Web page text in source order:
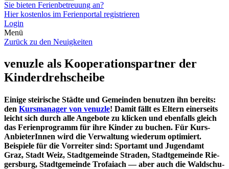
Sie bieten Ferienbetreuung an?
Hier kostenlos im Ferienportal registrieren
Login
Menü
Zurück zu den Neuigkeiten
venuzle als Koope­ra­ti­ons­part­ner der
Kinderdrehscheibe
Einige stei­ri­sche Städte und Gemeinden benutzen ihn bereits:
den Kurs­ma­na­ger von venuzle! Damit fällt es Eltern einer­seits
leicht sich durch alle Angebote zu klicken und ebenfalls gleich
das Feri­en­pro­gramm für ihre Kinder zu buchen. Für Kurs-
Anbie­te­rIn­nen wird die Ver­wal­tung wiederum optimiert.
Beispiele für die Vorreiter sind: Sportamt und Jugendamt
Graz, Stadt Weiz, Stadt­ge­mein­de Straden, Stadt­ge­mein­de Rie­
gers­burg, Stadt­ge­mein­de Trofaiach — aber auch die Wald­schu­